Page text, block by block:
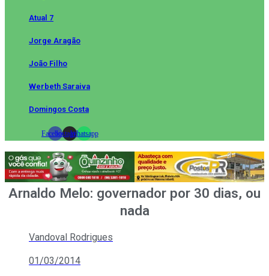
Atual 7
Jorge Aragão
João Filho
Werbeth Saraiva
Domingos Costa
FacebookInstagramWhatsapp
Arnaldo Melo: governador por 30 dias, ou
nada
Vandoval Rodrigues
01/03/2014